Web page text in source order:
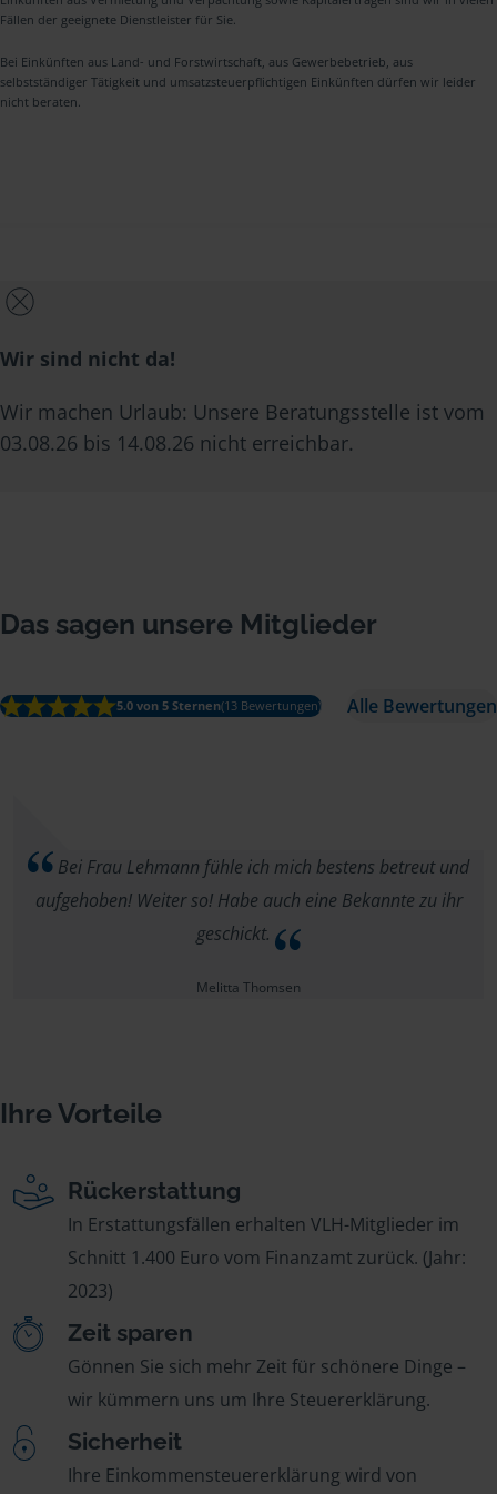
Fällen der geeignete Dienstleister für Sie.
Bei Einkünften aus Land- und Forstwirtschaft, aus Gewerbebetrieb, aus
selbstständiger Tätigkeit und umsatzsteuerpflichtigen Einkünften dürfen wir leider
nicht beraten.
Wir sind nicht da!
Wir machen Urlaub: Unsere Beratungsstelle ist vom
03.08.26 bis 14.08.26 nicht erreichbar.
Das sagen unsere Mitglieder
5.0 von 5 Sternen(13 Bewertungen) Alle Bewertungen
Bei Frau Lehmann fühle ich mich bestens betreut und
aufgehoben! Weiter so! Habe auch eine Bekannte zu ihr
geschickt.
Melitta Thomsen
Ihre Vorteile
Rückerstattung
In Erstattungsfällen erhalten VLH-Mitglieder im
Schnitt 1.400 Euro vom Finanzamt zurück. (Jahr:
2023)
Zeit sparen
Gönnen Sie sich mehr Zeit für schönere Dinge –
wir kümmern uns um Ihre Steuererklärung.
Sicherheit
Ihre Einkommensteuererklärung wird von